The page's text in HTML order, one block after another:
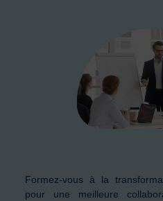
Formez-vous à la
pour une meilleure